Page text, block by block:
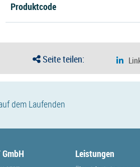
Produktcode
Seite teilen:
dem Laufenden
GmbH Leistungen